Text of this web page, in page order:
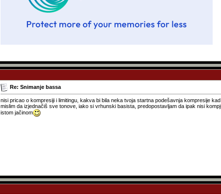
Re: Snimanje bassa
nisi pricao o kompresiji i limitingu, kakva bi bila neka tvoja startna podešavnja kompresije
mislim da izjednačiš sve tonove, iako si vrhunski basista, predopostavljam da ipak nisi
istom jačinom